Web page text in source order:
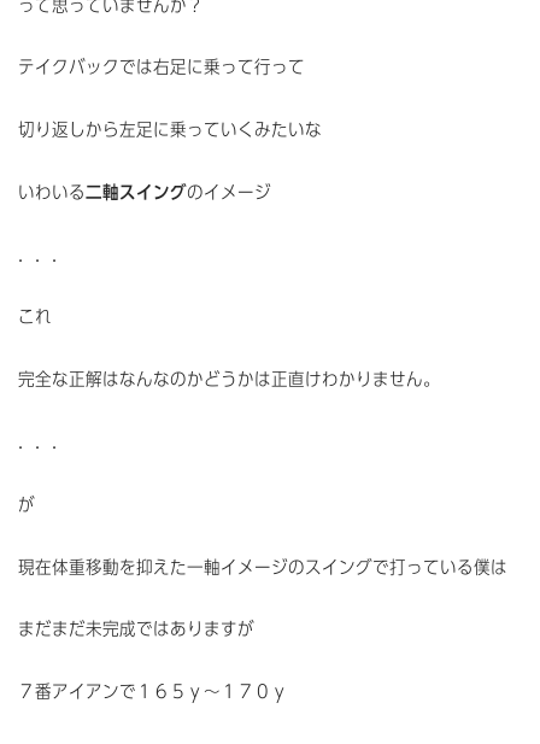
って思っていませんか？
テイクバックでは右足に乗って行って
切り返しから左足に乗っていくみたいな
いわいる 二軸スイングのイメージ
これ
完全な正解はなんなのかどうかは正直けわかりません。
．．．
が
現在体重移動を抑えた一軸イメージのスイングで打っている僕は
まだまだ未完成ではありますが
７番アイアンで１６５ｙ～１７０ｙ